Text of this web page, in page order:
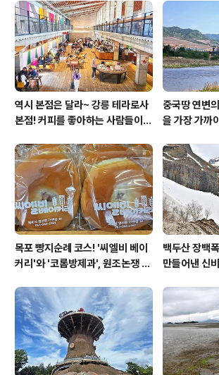
만한 곳 )
/ 단양마늘만
역시 본점은 달라~ 강릉 테라로사
본점! 커피를 좋아하는 사람들이
커피공장 강릉 본점 / 커피박물관 )
중국땅 연변
을 가장 가까
목포 빵지순례 코스! '씨엘비 베이
커리'와 '코롬방제과', 원조논쟁 깔
산다 박나래 빵집 / 목포 젊음의 거
리 )
백두산 장백
만들어낸 신